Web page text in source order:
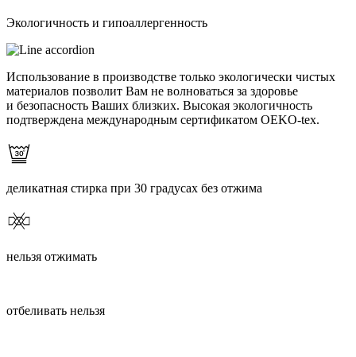
Экологичность и гипоаллергенность
Использование в производстве только экологически чистых
материалов позволит Вам не волноваться за здоровье
и безопасность Ваших близких. Высокая экологичность
подтверждена международным сертификатом OEKO-tex.
деликатная стирка при 30 градусах без отжима
нельзя отжимать
отбеливать нельзя